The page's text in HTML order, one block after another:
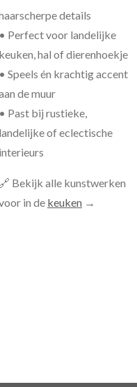
details
• Perfect voor landelijke
keuken, hal of dierenhoekje
• Speels én krachtig accent
de muur
• Past bij rustieke,
landelijke of eclectische
interieurs
🔗 Bekijk alle kunstwerken
in de keuken →